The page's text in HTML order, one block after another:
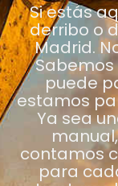
Si estás
derribo o
Madrid.
puede
estamos
Ya sea
contamos
para